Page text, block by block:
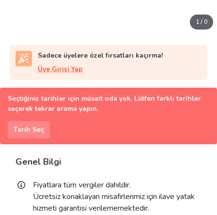
1/0
Sadece üyelere özel fırsatları kaçırma!
Üye Girişi Yap
Seçtiğiniz tarihler için müsait oda yok. Lütfen farklı tarihler
seçerek tekrar arama yapın.
Tarih Seç
Genel Bilgi
Fiyatlara tüm vergiler dahildir.
Ücretsiz konaklayan misafirlerimiz için ilave yatak
hizmeti garantisi verilememektedir.